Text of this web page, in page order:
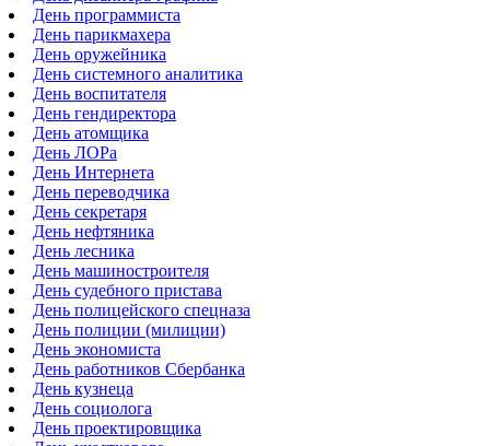
День программиста
День парикмахера
День оружейника
День системного аналитика
День воспитателя
День гендиректора
День атомщика
День ЛОРа
День Интернета
День переводчика
День секретаря
День нефтяника
День лесника
День машиностроителя
День судебного пристава
День полицейского спецназа
День полиции (милиции)
День экономиста
День работников Сбербанка
День кузнеца
День социолога
День проектировщика